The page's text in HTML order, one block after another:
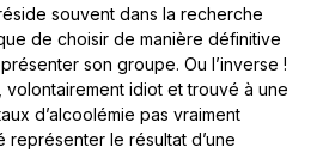
souvent dans la recherche
de choisir de manière définitive
son groupe. Ou l’inverse !
volontairement idiot et trouvé à une
d’alcoolémie pas vraiment
représenter le résultat d’une